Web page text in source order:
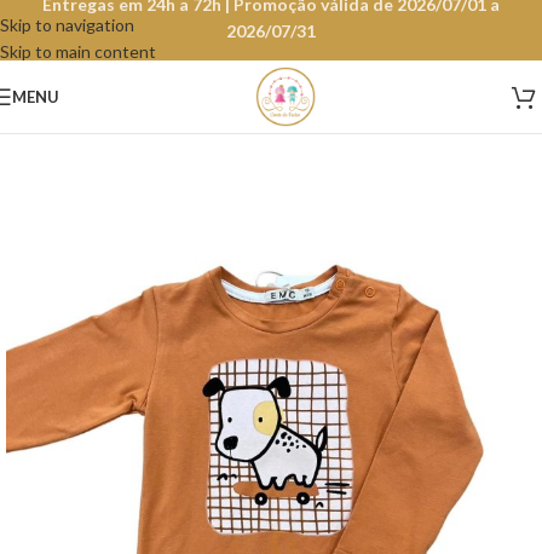
Skip to navigation
Skip to main content
Entregas em 24h a 72h | Promoção válida de 2026/07/01 a
2026/07/31
MENU